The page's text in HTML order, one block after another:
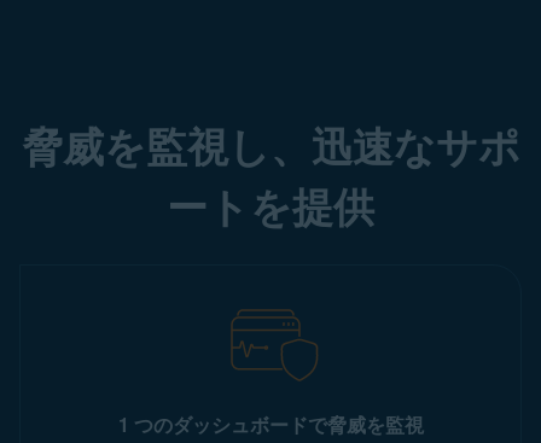
脅威を監視し、迅速なサポ
ートを提供
1 つのダッシュボードで脅威を監視